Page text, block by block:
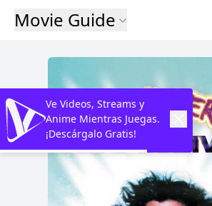
Movie Guide
Ve Videos, Streams y
Anime Mientras Juegas.
¡Descárgalo Gratis!